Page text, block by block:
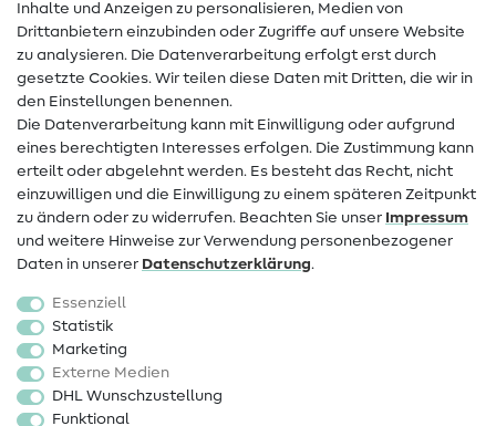
Kontakt
Infos zum Betreiberwechsel
Widerrufsrecht
Beliebt
Stoffe
Sale
Schnittmuster
Inhalte und Anzeigen zu personalisieren, Medien von
Drittanbietern einzubinden oder Zugriffe auf unsere Website
zu analysieren. Die Datenverarbeitung erfolgt erst durch
gesetzte Cookies. Wir teilen diese Daten mit Dritten, die wir in
den Einstellungen benennen.
Die Datenverarbeitung kann mit Einwilligung oder aufgrund
eines berechtigten Interesses erfolgen. Die Zustimmung kann
erteilt oder abgelehnt werden. Es besteht das Recht, nicht
einzuwilligen und die Einwilligung zu einem späteren Zeitpunkt
zu ändern oder zu widerrufen. Beachten Sie unser Impressum
und weitere Hinweise zur Verwendung personenbezogener
Daten in unserer Daten­schutz­erklärung.
Essenziell
Statistik
Marketing
Externe Medien
DHL Wunschzustellung
Funktional